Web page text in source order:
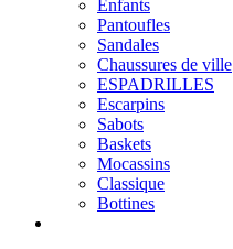
Enfants
Pantoufles
Sandales
Chaussures de ville
ESPADRILLES
Escarpins
Sabots
Baskets
Mocassins
Classique
Bottines